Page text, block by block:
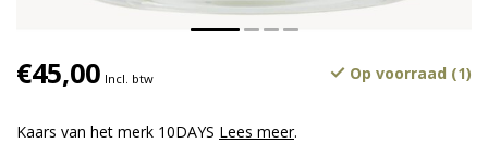
€45,00 Incl. btw Op voorraad (1)
Kaars van het merk 10DAYS Lees meer.